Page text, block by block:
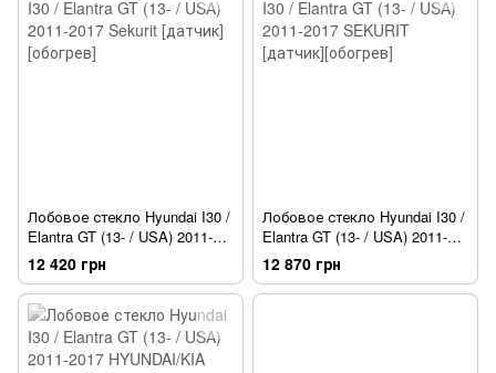
Лобовое стекло Hyundai I30 /
Elantra GT (13- / USA) 2011-
2017 Sekurit [датчик]
[обогрев]
12 420 грн
Лобовое стекло Hyundai I30 /
Elantra GT (13- / USA) 2011-
2017 SEKURIT [датчик]
[обогрев]
12 870 грн